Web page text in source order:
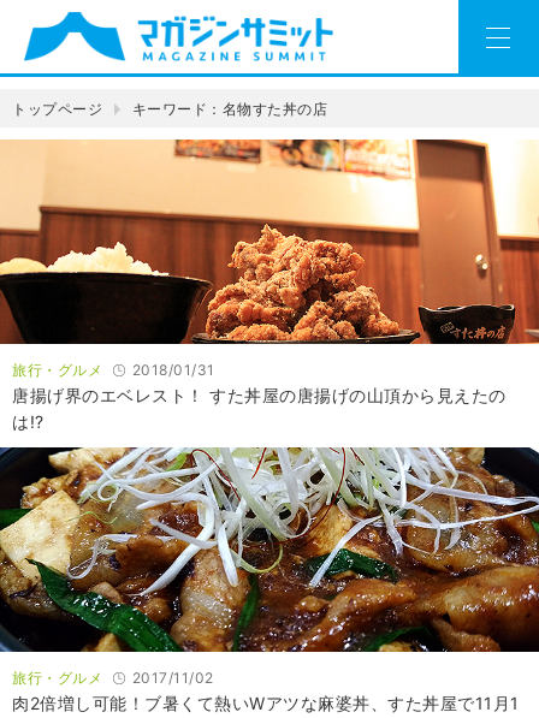
トップページ キーワード：名物すた丼の店
旅行・グルメ 2018/01/31
唐揚げ界のエベレスト！ すた丼屋の唐揚げの山頂から見えたの
は!?
旅行・グルメ 2017/11/02
肉2倍増し可能！ブ暑くて熱いWアツな麻婆丼、すた丼屋で11月1